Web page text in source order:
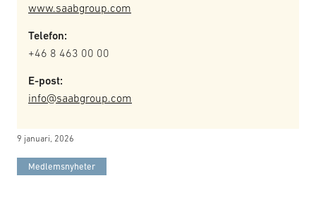
www.saabgroup.com
Telefon:
+46 8 463 00 00
E-post:
info@saabgroup.com
9 januari, 2026
Medlemsnyheter